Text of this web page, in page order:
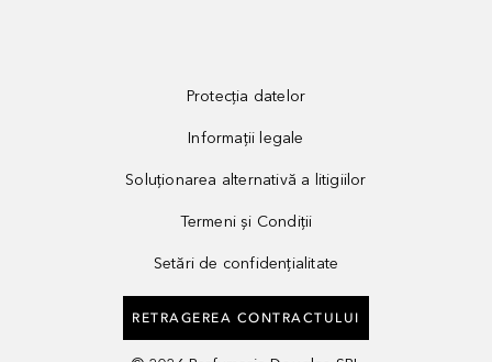
Protecția datelor
Informații legale
Soluționarea alternativă a litigiilor
Termeni și Condiții
Setări de confidențialitate
RETRAGEREA CONTRACTULUI